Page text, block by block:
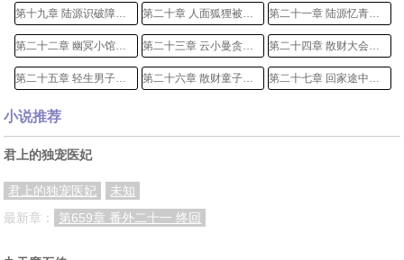
第十九章 陆源识破障眼术 第二十章 人面狐狸被斩首 第二十一章 陆源忆青春往事
第二十二章 幽冥小馆拜财神 第二十三章 云小曼贪念邪生 第二十四章 散财大会出纰漏
第二十五章 轻生男子游地府 第二十六章 散财童子游人间 第二十七章 回家途中遇黑猫
第三十七章 人之归来魂还阳
小说推荐
君上的独宠医妃
君上的独宠医妃
未知
最新章：
第659章 番外二十一 终回